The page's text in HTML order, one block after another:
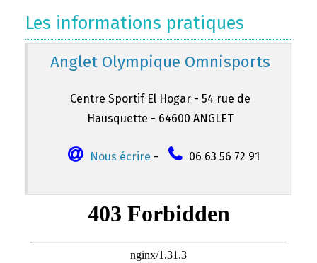
Les informations pratiques
Anglet Olympique Omnisports
Centre Sportif El Hogar - 54 rue de
Hausquette - 64600 ANGLET
Nous écrire - 06 63 56 72 91